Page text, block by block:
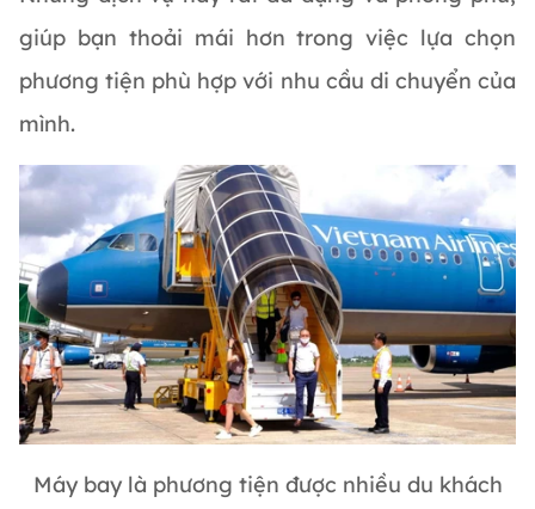
giúp bạn thoải mái hơn trong việc lựa chọn
phương tiện phù hợp với nhu cầu di chuyển của
mình.
Máy bay là phương tiện được nhiều du khách